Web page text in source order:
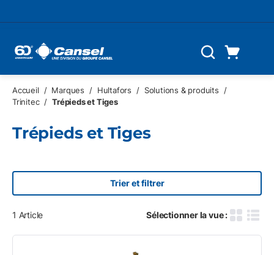
Recherche
Accueil / Marques / Hultafors / Solutions & produits
/
Trinitec / Trépieds et Tiges
Trépieds et Tiges
Trier et filtrer
1 Article Sélectionner la vue :
GrilleVue